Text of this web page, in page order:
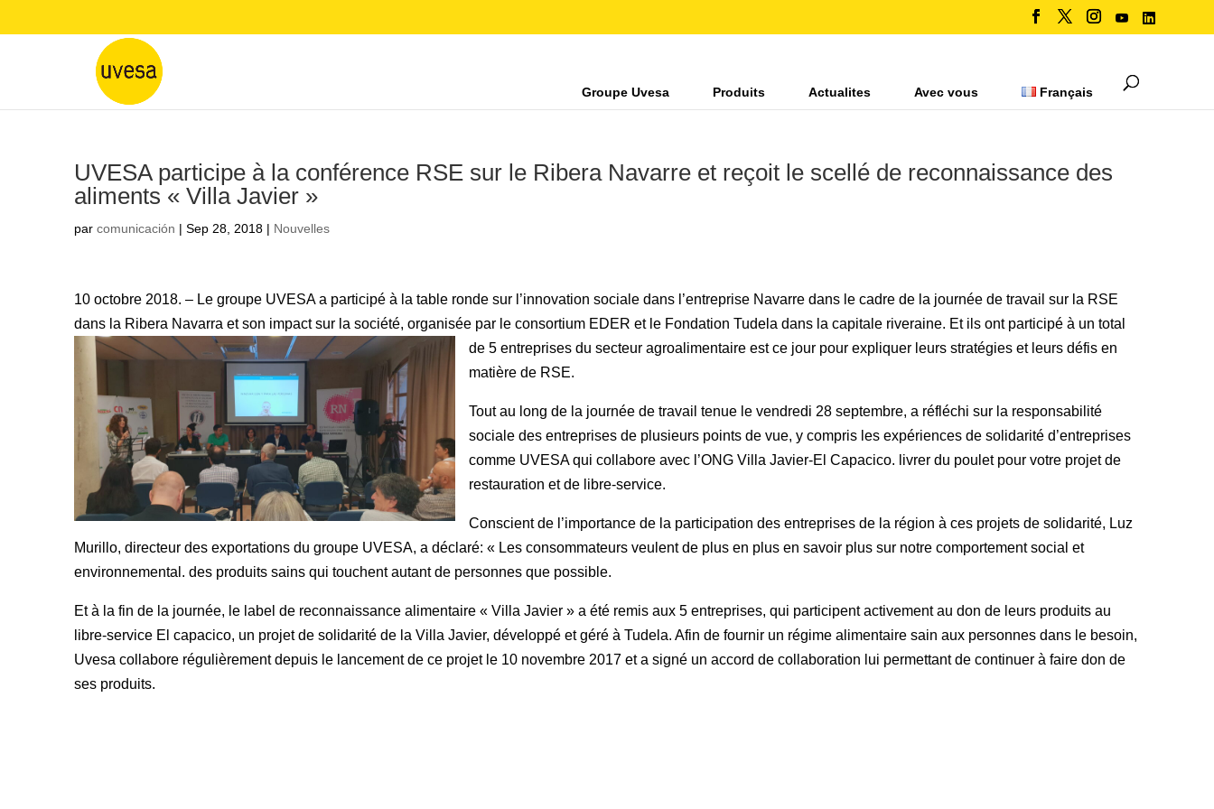
Groupe Uvesa Produits Actualites Avec vous Français
UVESA participe à la conférence RSE sur le Ribera Navarre et reçoit le scellé de reconnaissance des
aliments « Villa Javier »
par comunicación | Sep 28, 2018 | Nouvelles
10 octobre 2018. – Le groupe UVESA a participé à la table ronde sur l’innovation sociale dans l’entreprise Navarre dans le cadre de la journée de travail sur la RSE
dans la Ribera Navarra et son impact sur la société, organisée par le consortium EDER et le Fondation Tudela dans la capitale riveraine. Et ils ont participé à un total
de 5 entreprises du secteur agroalimentaire est ce jour pour expliquer leurs stratégies et leurs défis en
matière de RSE.
Tout au long de la journée de travail tenue le vendredi 28 septembre, a réfléchi sur la responsabilité
sociale des entreprises de plusieurs points de vue, y compris les expériences de solidarité d’entreprises
comme UVESA qui collabore avec l’ONG Villa Javier-El Capacico. livrer du poulet pour votre projet de
restauration et de libre-service.
Conscient de l’importance de la participation des entreprises de la région à ces projets de solidarité, Luz
Murillo, directeur des exportations du groupe UVESA, a déclaré: « Les consommateurs veulent de plus en plus en savoir plus sur notre comportement social et
environnemental. des produits sains qui touchent autant de personnes que possible.
Et à la fin de la journée, le label de reconnaissance alimentaire « Villa Javier » a été remis aux 5 entreprises, qui participent activement au don de leurs produits au
libre-service El capacico, un projet de solidarité de la Villa Javier, développé et géré à Tudela. Afin de fournir un régime alimentaire sain aux personnes dans le besoin,
Uvesa collabore régulièrement depuis le lancement de ce projet le 10 novembre 2017 et a signé un accord de collaboration lui permettant de continuer à faire don de
ses produits.